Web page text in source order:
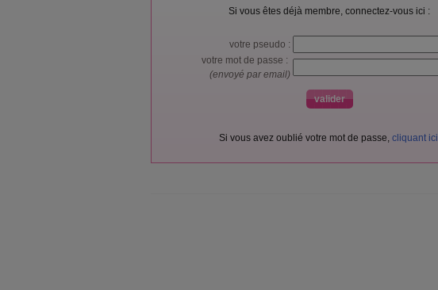
Si vous êtes déjà membre, connectez-vous ici :
votre pseudo :
votre mot de passe :
(envoyé par email)
Si vous avez oublié votre mot de passe, cliquant ici